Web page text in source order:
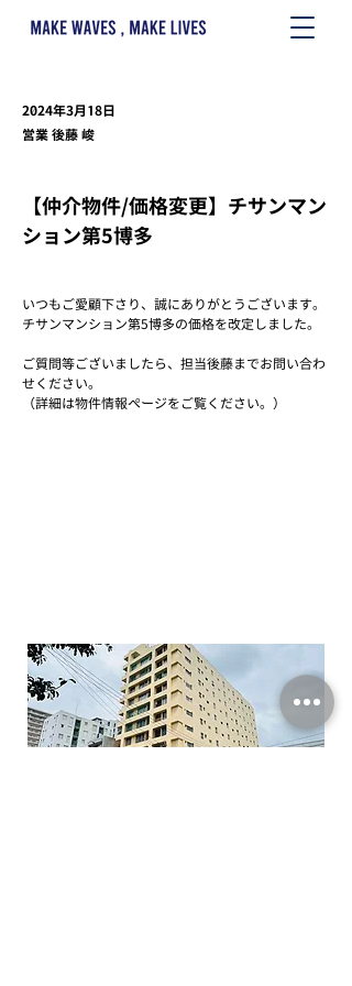
2024年3月18日
営業 後藤 峻
【仲介物件/価格変更】チサンマン
ション第5博多
いつもご愛顧下さり、誠にありがとうございます。
チサンマンション第5博多の価格を改定しました。
ご質問等ございましたら、担当後藤までお問い合わ
せください。
（詳細は物件情報ページをご覧ください。）